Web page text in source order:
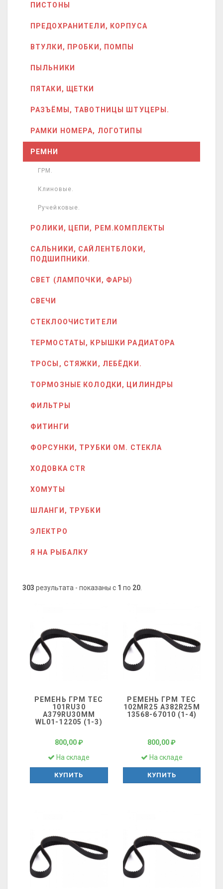
ПИСТОНЫ
ПРЕДОХРАНИТЕЛИ, КОРПУСА
ВТУЛКИ, ПРОБКИ, ПОМПЫ
ПЫЛЬНИКИ
ПЯТАКИ, ЩЕТКИ
РАЗЪЁМЫ, ТАВОТНИЦЫ ШТУЦЕРЫ.
РАМКИ НОМЕРА, ЛОГОТИПЫ
РЕМНИ
ГРМ.
Клиновые.
Ручейковые.
РОЛИКИ, ЦЕПИ, РЕМ.КОМПЛЕКТЫ
САЛЬНИКИ, САЙЛЕНТБЛОКИ,
ПОДШИПНИКИ.
СВЕТ (ЛАМПОЧКИ, ФАРЫ)
СВЕЧИ
СТЕКЛООЧИСТИТЕЛИ
ТЕРМОСТАТЫ, КРЫШКИ РАДИАТОРА
ТРОСЫ, СТЯЖКИ, ЛЕБЁДКИ.
ТОРМОЗНЫЕ КОЛОДКИ, ЦИЛИНДРЫ
ФИЛЬТРЫ
ФИТИНГИ
ФОРСУНКИ, ТРУБКИ ОМ. СТЕКЛА
ХОДОВКА CTR
ХОМУТЫ
ШЛАНГИ, ТРУБКИ
ЭЛЕКТРО
Я НА РЫБАЛКУ
303 результата - показаны с 1 по 20
РЕМЕНЬ ГРМ ТЕС
101RU30
A379RU30MM
WL01-12205 (1-3)
800,00 ₽
На складе
КУПИТЬ
РЕМЕНЬ ГРМ ТЕС
102MR25 A382R25M
13568-67010 (1-4)
800,00 ₽
На складе
КУПИТЬ